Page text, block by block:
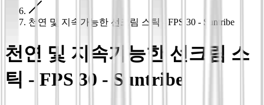
천연 및 지속가능한 선크림 스틱 - FPS 30 - Suntribe
천연 및 지속가능한 선크림 스
틱 - FPS 30 - Suntribe